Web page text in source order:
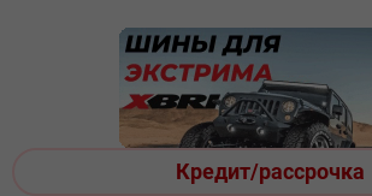
Кредит/рассрочка